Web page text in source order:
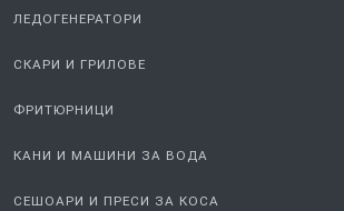
ЛЕДОГЕНЕРАТОРИ
СКАРИ И ГРИЛОВЕ
ФРИТЮРНИЦИ
КАНИ И МАШИНИ ЗА ВОДА
СЕШОАРИ И ПРЕСИ ЗА КОСА